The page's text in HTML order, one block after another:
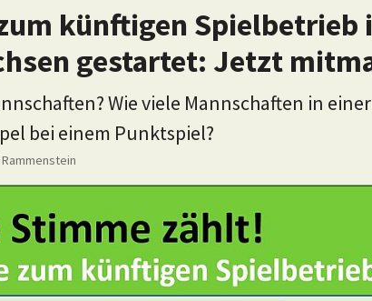
künftigen Spielbetrieb
gestartet: Jetzt
Wie viele Mannschaften in
bei einem Punktspiel?